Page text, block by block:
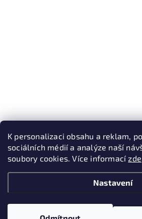
K personalizaci obsahu a reklam,
sociálních médií a analýze naší
soubory cookies. Více informacízde
Nastavení